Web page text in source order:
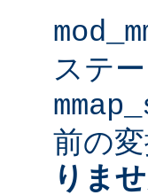
ステ
前の
りま